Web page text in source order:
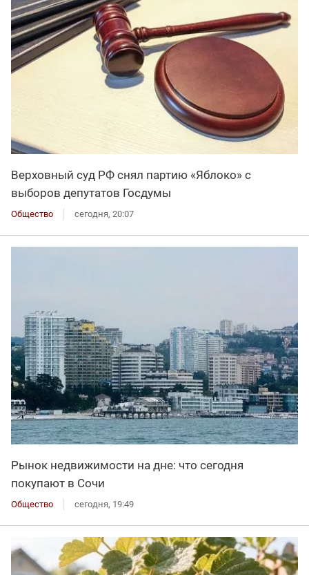
Верховный суд РФ снял партию «Яблоко» с
выборов депутатов Госдумы
Общество сегодня, 20:07
Рынок недвижимости на дне: что сегодня
покупают в Сочи
Общество сегодня, 19:49